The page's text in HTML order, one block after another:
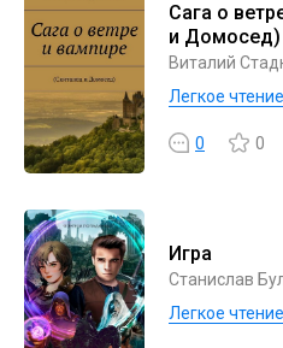
Сага о
и Домосед)
Виталий
Легкое чтение
0 0
Игра
Станислав
Легкое чтение